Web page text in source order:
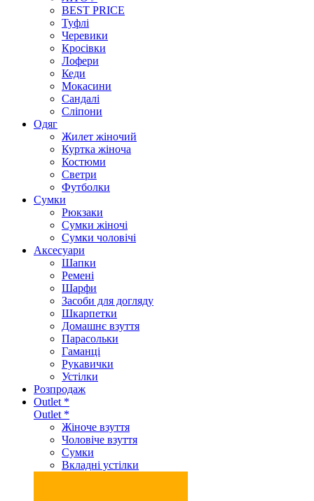
BEST PRICE
Туфлі
Черевики
Кросівки
Лофери
Кеди
Мокасини
Сандалі
Сліпони
Одяг
Жилет жіночий
Куртка жіноча
Костюми
Светри
Футболки
Сумки
Рюкзаки
Сумки жіночі
Сумки чоловічі
Аксеcуари
Шапки
Ремені
Шарфи
Засоби для догляду
Шкарпетки
Домашнє взуття
Парасольки
Гаманці
Рукавички
Устілки
Розпродаж
Outlet *
Outlet *
Жіноче взуття
Чоловіче взуття
Сумки
Вкладні устілки